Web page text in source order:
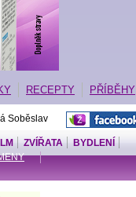
RECEPTY PŘÍBĚHY
Soběslav
ZVÍŘATA BYDLENÍ